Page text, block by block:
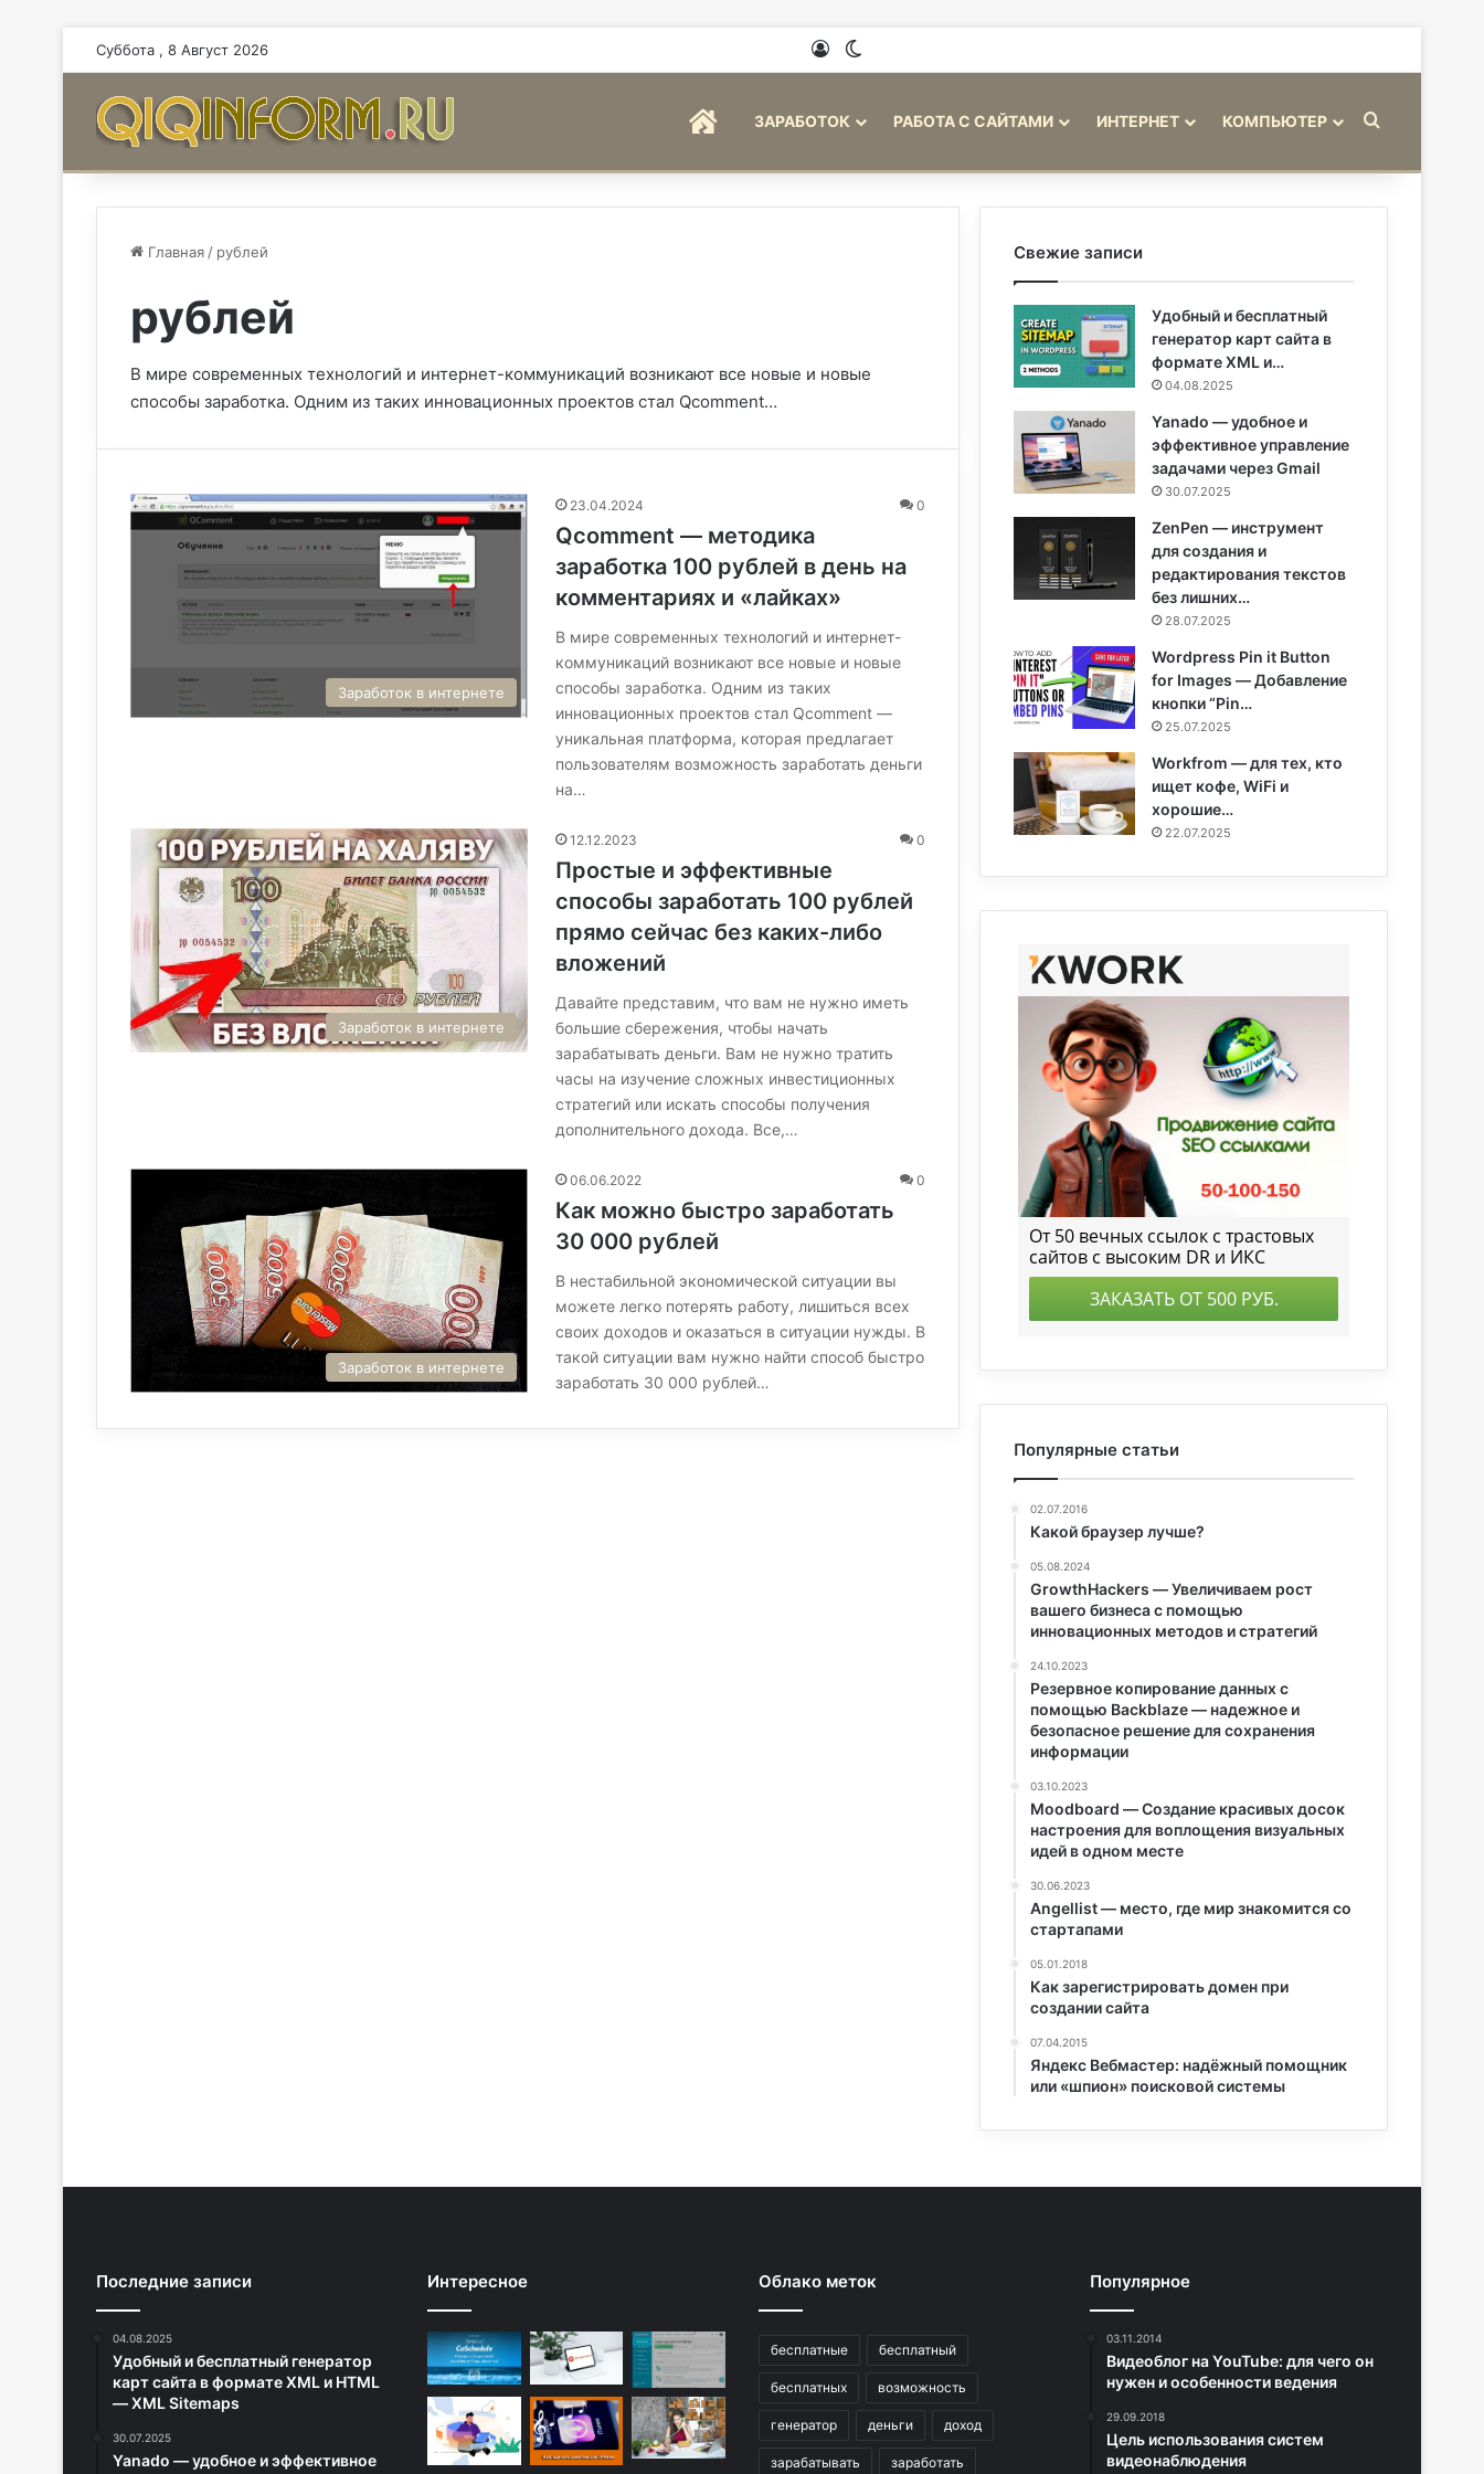
Суббота , 8 Август 2026 Войти
ГЛАВНАЯЗАРАБОТОК РАБОТА С САЙТАМИ ИНТЕРНЕТ КОМПЬЮТЕР
Главная / рублей
рублей
В мире современных технологий и интернет-коммуникаций возникают все новые и новые
способы заработка. Одним из таких инновационных проектов стал Qcomment…
Заработок в интернете
23.04.2024 0
Qcomment — методика
заработка 100 рублей в день на
комментариях и «лайках»
В мире современных технологий и интернет-
коммуникаций возникают все новые и новые
способы заработка. Одним из таких
инновационных проектов стал Qcomment —
уникальная платформа, которая предлагает
пользователям возможность заработать деньги
на…
Заработок в интернете
12.12.2023 0
Простые и эффективные
способы заработать 100 рублей
прямо сейчас без каких-либо
вложений
Давайте представим, что вам не нужно иметь
большие сбережения, чтобы начать
зарабатывать деньги. Вам не нужно тратить
часы на изучение сложных инвестиционных
стратегий или искать способы получения
дополнительного дохода. Все,…
Заработок в интернете
06.06.2022 0
Как можно быстро заработать
30 000 рублей
В нестабильной экономической ситуации вы
можете легко потерять работу, лишиться всех
своих доходов и оказаться в ситуации нужды. В
такой ситуации вам нужно найти способ быстро
заработать 30 000 рублей…
Свежие записи
Удобный и бесплатный
генератор карт сайта в
формате XML и…
04.08.2025
Yanado — удобное и
эффективное управление
задачами через Gmail
30.07.2025
ZenPen — инструмент
для создания и
редактирования текстов
без лишних…
28.07.2025
Wordpress Pin it Button
for Images — Добавление
кнопки “Pin…
25.07.2025
Workfrom — для тех, кто
ищет кофе, WiFi и
хорошие…
22.07.2025
Популярные статьи
02.07.2016
Какой браузер лучше?
05.08.2024
GrowthHackers — Увеличиваем рост
вашего бизнеса с помощью
инновационных методов и стратегий
24.10.2023
Резервное копирование данных с
помощью Backblaze — надежное и
безопасное решение для сохранения
информации
03.10.2023
Moodboard — Создание красивых досок
настроения для воплощения визуальных
идей в одном месте
30.06.2023
Angellist — место, где мир знакомится со
стартапами
05.01.2018
Как зарегистрировать домен при
создании сайта
07.04.2015
Яндекс Вебмастер: надёжный помощник
или «шпион» поисковой системы
Последние записи
04.08.2025
Удобный и бесплатный генератор
карт сайта в формате XML и HTML
— XML Sitemaps
30.07.2025
Yanado — удобное и эффективное
Интересное Облако меток
бесплатные бесплатный
бесплатных возможность
генератор деньги доход
зарабатывать заработать
Популярное
03.11.2014
Видеоблог на YouTube: для чего он
нужен и особенности ведения
29.09.2018
Цель использования систем
видеонаблюдения